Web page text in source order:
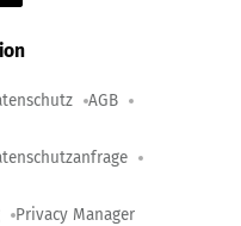
AGB
Privacy Manager